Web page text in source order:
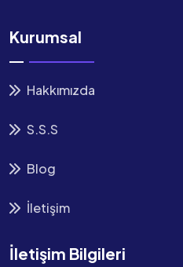
Kurumsal
Hakkımızda
S.S.S
Blog
İletişim
İletişim Bilgileri